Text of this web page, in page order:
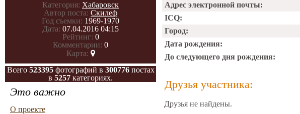
Категория: Хабаровск
Автор поста: Скилеф
Год съемки: 1969-1970
Дата: 07.04.2016 04:15
Рейтинг: 0
Комментарии: 0
Карта:
Всего 523395фотографий в 300776постах
в 5257 категориях.
Это важно
О проекте
Адрес электронной почты:
ICQ:
Город:
Дата рождения:
До следующего дня рождения:
Друзья участника:
Друзья не найдены.